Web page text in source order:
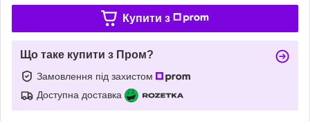
Купити з
Що таке купити з Пром?
Замовлення під захистом
Доступна доставка